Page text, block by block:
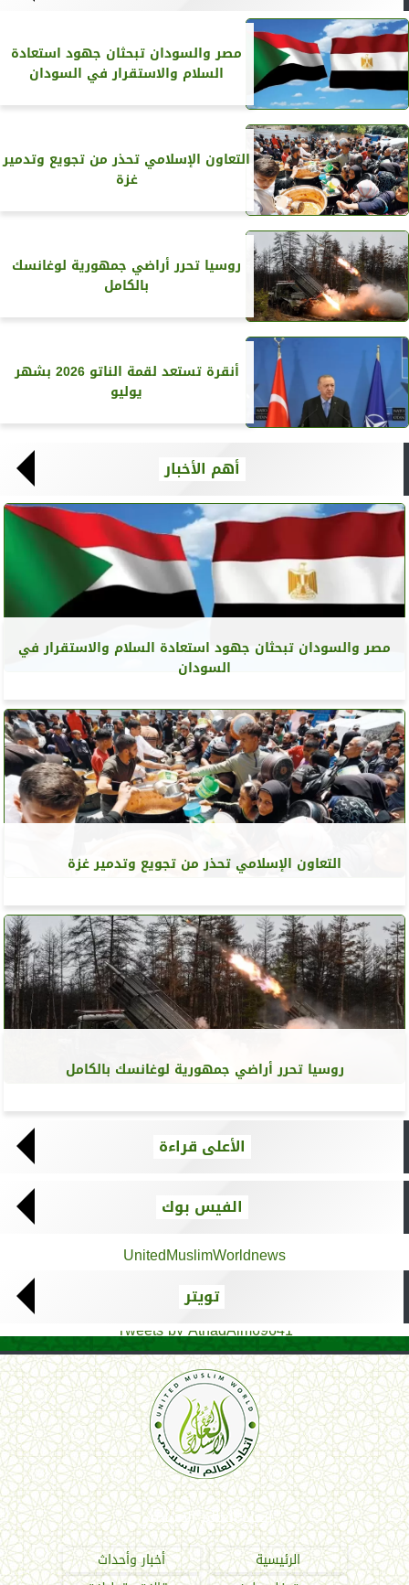
مصر والسودان تبحثان جهود استعادة
السلام والاستقرار في السودان
التعاون الإسلامي تحذر من تجويع وتدمير
غزة
روسيا تحرر أراضي جمهورية لوغانسك
بالكامل
أنقرة تستعد لقمة الناتو 2026 بشهر
يوليو
أهم الأخبار
مصر والسودان تبحثان جهود استعادة السلام والاستقرار في
السودان
التعاون الإسلامي تحذر من تجويع وتدمير غزة
روسيا تحرر أراضي جمهورية لوغانسك بالكامل
الأعلى قراءة
الفيس بوك
UnitedMuslimWorldnews
تويتر
Tweets by AthadAlm69641
اتحاد العالم الإسلامي
الرئيسية
أخبار وأحداث